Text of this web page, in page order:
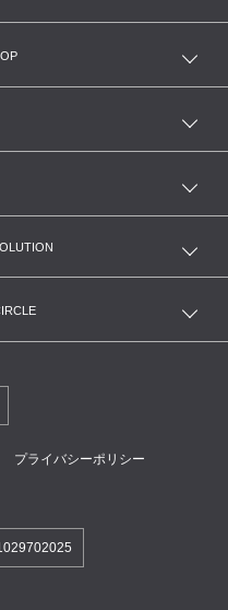
プライバシーポリシー